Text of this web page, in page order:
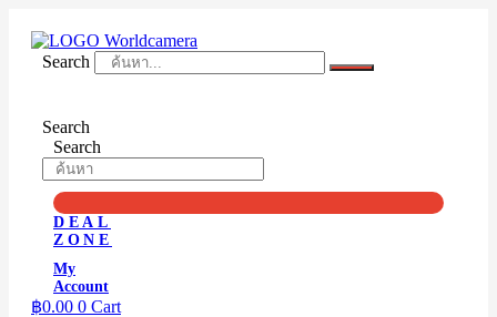
contentSearch
Search
Search
DEAL
ZONE
My
Account
฿0.00 0 Cart